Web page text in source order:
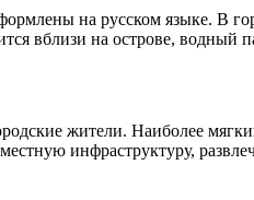
на русском языке. В
вблизи на острове, водный
жители. Наиболее
инфраструктуру,